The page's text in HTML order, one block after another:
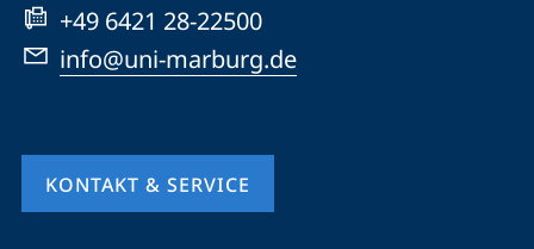
+49 6421 28-22500
info@uni-marburg.de
KONTAKT & SERVICE